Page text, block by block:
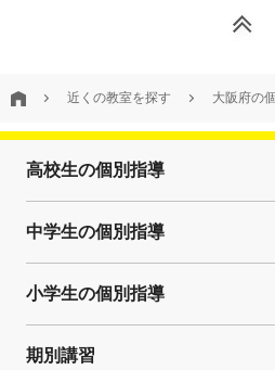
近くの教室を探す 大阪府の
高校生の個別指導
中学生の個別指導
小学生の個別指導
期別講習